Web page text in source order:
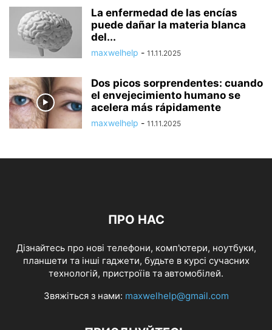
La enfermedad de las encías
puede dañar la materia blanca
del...
maxwelhelp - 11.11.2025
Dos picos sorprendentes: cuando
el envejecimiento humano se
acelera más rápidamente
maxwelhelp - 11.11.2025
ПРО НАС
Дізнайтесь про нові телефони, комп'ютери, ноутбуки,
планшети та інші гаджети, будьте в курсі сучасних
технологій, пристроїів та автомобілей.
Звяжіться з нами: maxwelhelp@gmail.com